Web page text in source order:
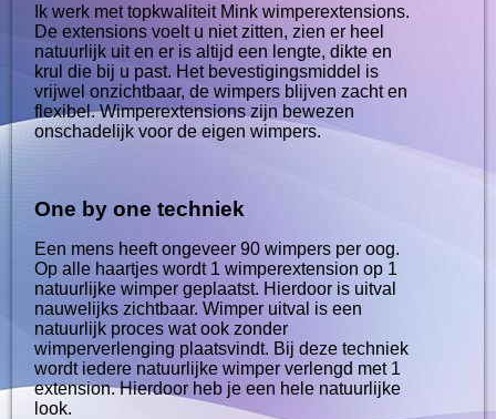
Ik werk met topkwaliteit Mink wimperextensions.
De extensions voelt u niet zitten, zien er heel
natuurlijk uit en er is altijd een lengte, dikte en
krul die bij u past. Het bevestigingsmiddel is
vrijwel onzichtbaar, de wimpers blijven zacht en
flexibel. Wimperextensions zijn bewezen
onschadelijk voor de eigen wimpers.
One by one techniek
Een mens heeft ongeveer 90 wimpers per oog.
Op alle haartjes wordt 1 wimperextension op 1
natuurlijke wimper geplaatst. Hierdoor is uitval
nauwelijks zichtbaar. Wimper uitval is een
natuurlijk proces wat ook zonder
wimperverlenging plaatsvindt. Bij deze techniek
wordt iedere natuurlijke wimper verlengd met 1
extension. Hierdoor heb je een hele natuurlijke
look.